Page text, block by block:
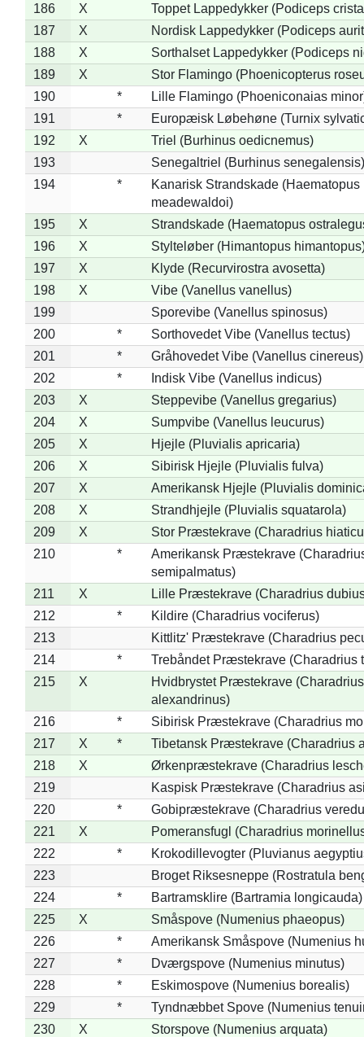
186
X
Toppet Lappedykker (Podiceps
187
X
Nordisk Lappedykker (Podiceps
188
X
Sorthalset Lappedykker (Podiceps
189
X
Stor Flamingo (Phoenicopterus
190
*
Lille Flamingo (Phoeniconaias
191
*
Europæisk Løbehøne (Turnix
192
X
Triel (Burhinus oedicnemus)
193
Senegaltriel (Burhinus senegalensis)
194
*
Kanarisk Strandskade (Haematopus
meadewaldoi)
195
X
Strandskade (Haematopus
196
X
Stylteløber (Himantopus
197
X
Klyde (Recurvirostra avosetta)
198
X
Vibe (Vanellus vanellus)
199
Sporevibe (Vanellus spinosus)
200
*
Sorthovedet Vibe (Vanellus tectus)
201
*
Gråhovedet Vibe (Vanellus cinereus)
202
*
Indisk Vibe (Vanellus indicus)
203
X
Steppevibe (Vanellus gregarius)
204
X
Sumpvibe (Vanellus leucurus)
205
X
Hjejle (Pluvialis apricaria)
206
X
Sibirisk Hjejle (Pluvialis fulva)
207
X
Amerikansk Hjejle (Pluvialis
208
X
Strandhjejle (Pluvialis squatarola)
209
X
Stor Præstekrave (Charadrius
210
*
Amerikansk Præstekrave
semipalmatus)
211
X
Lille Præstekrave (Charadrius
212
*
Kildire (Charadrius vociferus)
213
Kittlitz' Præstekrave (Charadrius
214
*
Trebåndet Præstekrave (Charadrius
215
X
Hvidbrystet Præstekrave (Charadrius
alexandrinus)
216
*
Sibirisk Præstekrave (Charadrius
217
X *
Tibetansk Præstekrave (Charadrius
218
X
Ørkenpræstekrave (Charadrius
219
Kaspisk Præstekrave (Charadrius
220
*
Gobipræstekrave (Charadrius
221
X
Pomeransfugl (Charadrius
222
*
Krokodillevogter (Pluvianus
223
Broget Riksesneppe (Rostratula
224
*
Bartramsklire (Bartramia longicauda)
225
X
Småspove (Numenius phaeopus)
226
*
Amerikansk Småspove (Numenius
227
*
Dværgspove (Numenius minutus)
228
*
Eskimospove (Numenius borealis)
229
*
Tyndnæbbet Spove (Numenius
230
X Storspove (Numenius arquata)